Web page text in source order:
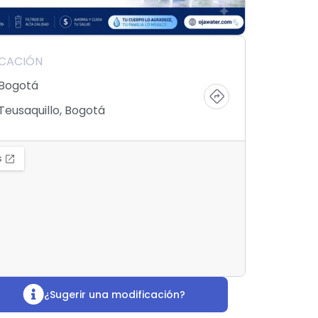
Bogotá
¿Sugerir una modificación?